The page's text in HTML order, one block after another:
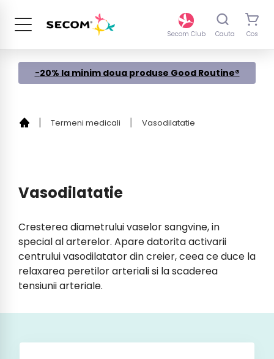
continut
Secom Club Cauta Cos
-20% la minim doua produse Good Routine®
Termeni medicali Vasodilatatie
Vasodilatatie
Cresterea diametrului vaselor sangvine, in
special al arterelor. Apare datorita activarii
centrului vasodilatator din creier, ceea ce duce la
relaxarea peretilor arteriali si la scaderea
tensiunii arteriale.